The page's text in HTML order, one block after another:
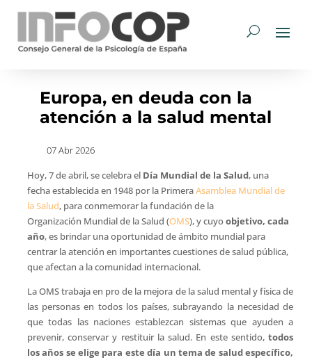
Europa, en deuda con la
atención a la salud mental
07 Abr 2026
Hoy, 7 de abril, se celebra el Día Mundial de la Salud, una
fecha establecida en 1948 por la PrimeraAsamblea Mundial de
la Salud, para conmemorar la fundación de la
Organización Mundial de la Salud (OMS), y cuyoobjetivo, cada
año, es brindar una oportunidad de ámbito mundial para
centrar la atención en importantes cuestiones de salud pública,
que afectan a la comunidad internacional.
La OMS trabaja en pro de la mejora de la salud mental y física de
las personas en todos los países, subrayando la necesidad de
que todas las naciones establezcan sistemas que ayuden a
prevenir, conservar y restituir la salud. En este sentido,todos
los años se elige para este día un tema de salud específico,